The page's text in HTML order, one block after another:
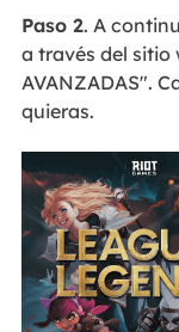
Paso 2. A
a través del sitio
AVANZADAS".
quieras.